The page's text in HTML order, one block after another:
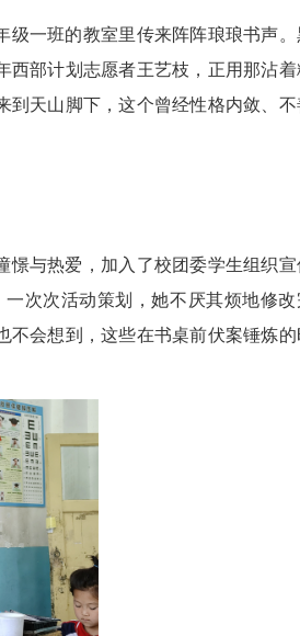
级一班的教室里传来阵阵琅琅书声。
西部计划志愿者王艺枝，正用那沾着
到天山脚下，这个曾经性格内敛、不
憬与热爱，加入了校团委学生组织宣
次次活动策划，她不厌其烦地修改
不会想到，这些在书桌前伏案锤炼的